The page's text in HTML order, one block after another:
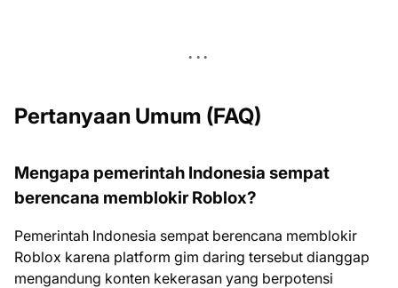
Pertanyaan Umum (FAQ)
Mengapa pemerintah Indonesia sempat
berencana memblokir Roblox?
Pemerintah Indonesia sempat berencana memblokir
Roblox karena platform gim daring tersebut dianggap
mengandung konten kekerasan yang berpotensi